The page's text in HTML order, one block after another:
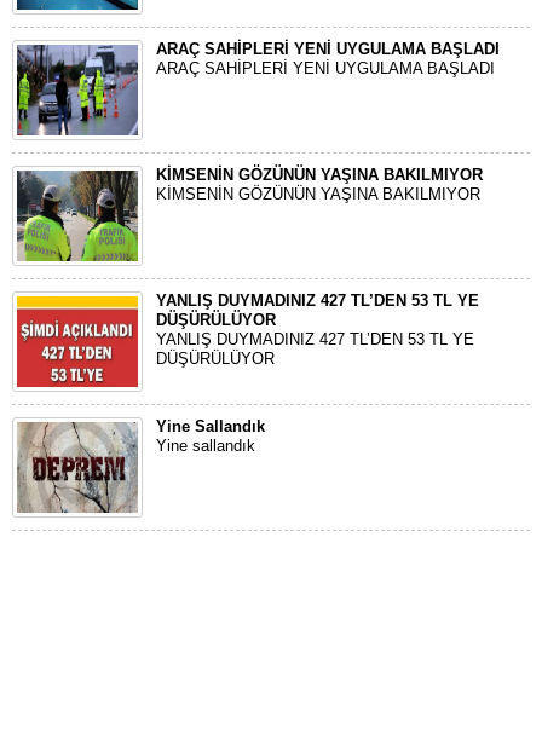
ARAÇ SAHİPLERİ YENİ UYGULAMA BAŞLADI
ARAÇ SAHİPLERİ YENİ UYGULAMA BAŞLADI
KİMSENİN GÖZÜNÜN YAŞINA BAKILMIYOR
KİMSENİN GÖZÜNÜN YAŞINA BAKILMIYOR
YANLIŞ DUYMADINIZ 427 TL’DEN 53 TL YE
DÜŞÜRÜLÜYOR
YANLIŞ DUYMADINIZ 427 TL’DEN 53 TL YE
DÜŞÜRÜLÜYOR
Yine Sallandık
Yine sallandık